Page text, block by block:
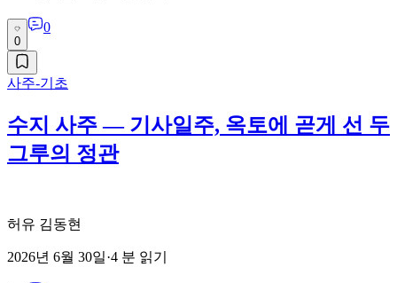
0
0
사주-기초
수지 사주 — 기사일주, 옥토에 곧게 선 두
그루의 정관
허유 김동현
2026년 6월 30일·4 분 읽기